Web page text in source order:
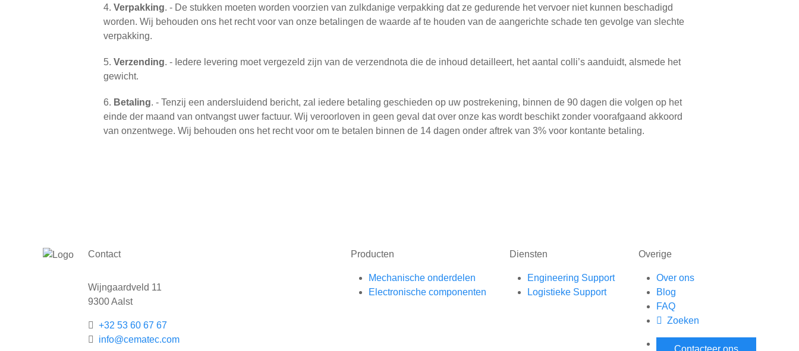
4. Verpakking. - De stukken moeten worden voorzien van zulkdanige verpakking dat ze gedurende het vervoer niet kunnen beschadigd
worden. Wij behouden ons het recht voor van onze betalingen de waarde af te houden van de aangerichte schade ten gevolge van slechte
verpakking.
5. Verzending. - Iedere levering moet vergezeld zijn van de verzendnota die de inhoud detailleert, het aantal colli’s aanduidt, alsmede het
gewicht.
6. Betaling. - Tenzij een andersluidend bericht, zal iedere betaling geschieden op uw postrekening, binnen de 90 dagen die volgen op het
einde der maand van ontvangst uwer factuur. Wij veroorloven in geen geval dat over onze kas wordt beschikt zonder voorafgaand akkoord
van onzentwege. Wij behouden ons het recht voor om te betalen binnen de 14 dagen onder aftrek van 3% voor kontante betaling.
Contact
Wijngaardveld 11
9300 Aalst
+32 53 60 67 67
info@cematec.com
Producten
Mechanische onderdelen
Electronische componenten
Diensten
Engineering Support
Logistieke Support
Overige
Over ons
Blog
FAQ
Zoeken
Contacteer ons